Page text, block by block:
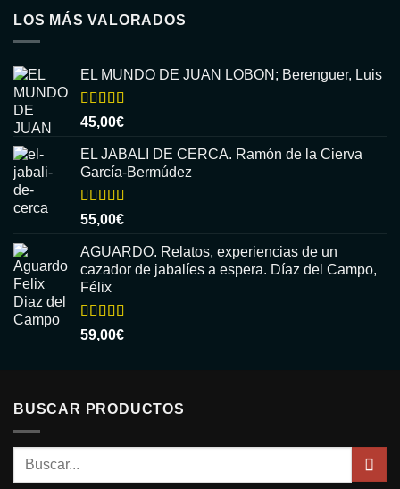
LOS MÁS VALORADOS
EL MUNDO DE JUAN LOBON; Berenguer, Luis
Valorado
con
5
45,00€
EL JABALI DE CERCA. Ramón de la Cierva
García-Bermúdez
Valorado
con
5
55,00€
AGUARDO. Relatos, experiencias de un
cazador de jabalíes a espera. Díaz del Campo,
Félix
Valorado
con
59,00€
BUSCAR PRODUCTOS
Buscar